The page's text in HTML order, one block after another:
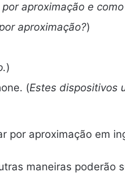
aproximação e
aproximação?)
)
(Estes dispositivos
por aproximação em
maneiras poderão